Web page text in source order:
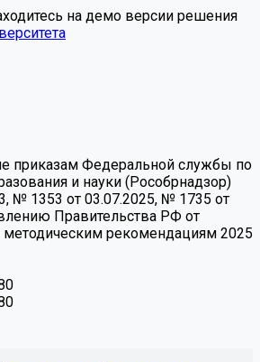
на демо версии решения
приказам Федеральной службы по
и науки (Рособрнадзор)
№ 1353 от 03.07.2025, № 1735 от
Правительства РФ от
рекомендациям 2025